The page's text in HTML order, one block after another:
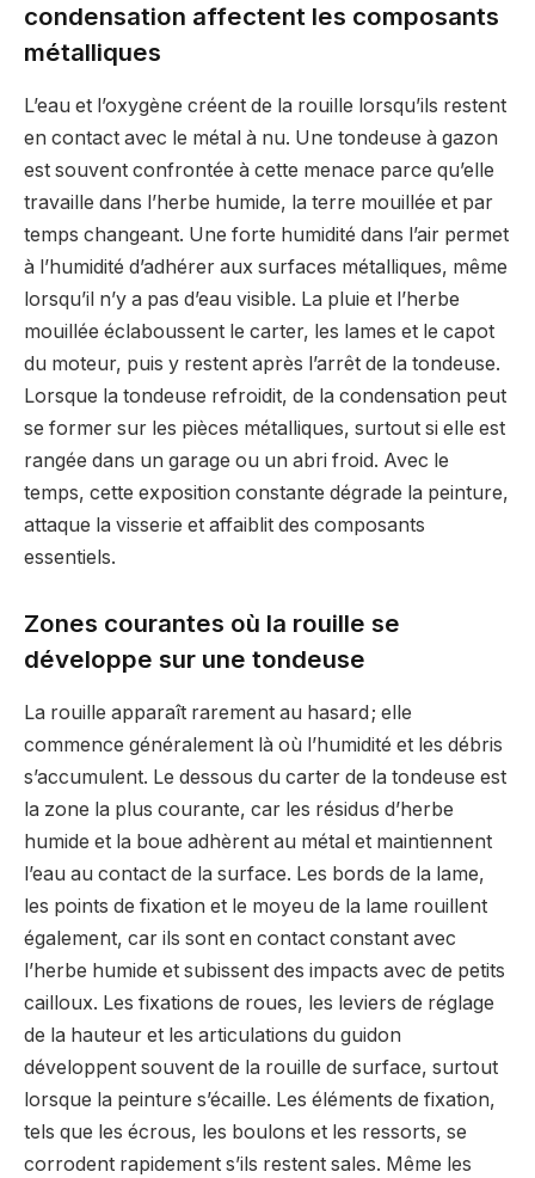
condensation affectent les composants
métalliques
L’eau et l’oxygène créent de la rouille lorsqu’ils restent
en contact avec le métal à nu. Une tondeuse à gazon
est souvent confrontée à cette menace parce qu’elle
travaille dans l’herbe humide, la terre mouillée et par
temps changeant. Une forte humidité dans l’air permet
à l’humidité d’adhérer aux surfaces métalliques, même
lorsqu’il n’y a pas d’eau visible. La pluie et l’herbe
mouillée éclaboussent le carter, les lames et le capot
du moteur, puis y restent après l’arrêt de la tondeuse.
Lorsque la tondeuse refroidit, de la condensation peut
se former sur les pièces métalliques, surtout si elle est
rangée dans un garage ou un abri froid. Avec le
temps, cette exposition constante dégrade la peinture,
attaque la visserie et affaiblit des composants
essentiels.
Zones courantes où la rouille se
développe sur une tondeuse
La rouille apparaît rarement au hasard ; elle
commence généralement là où l’humidité et les débris
s’accumulent. Le dessous du carter de la tondeuse est
la zone la plus courante, car les résidus d’herbe
humide et la boue adhèrent au métal et maintiennent
l’eau au contact de la surface. Les bords de la lame,
les points de fixation et le moyeu de la lame rouillent
également, car ils sont en contact constant avec
l’herbe humide et subissent des impacts avec de petits
cailloux. Les fixations de roues, les leviers de réglage
de la hauteur et les articulations du guidon
développent souvent de la rouille de surface, surtout
lorsque la peinture s’écaille. Les éléments de fixation,
tels que les écrous, les boulons et les ressorts, se
corrodent rapidement s’ils restent sales. Même les